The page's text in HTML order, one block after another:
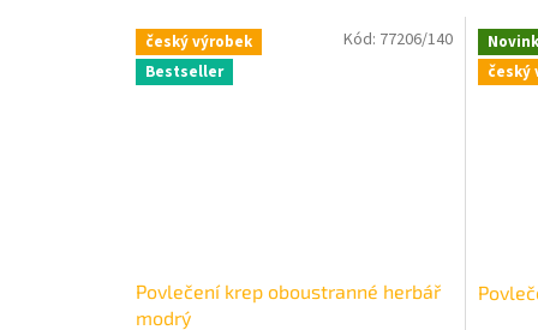
český výrobek
Bestseller
Povlečení krep oboustranné herbář
modrý
Kód: 77206/140
český